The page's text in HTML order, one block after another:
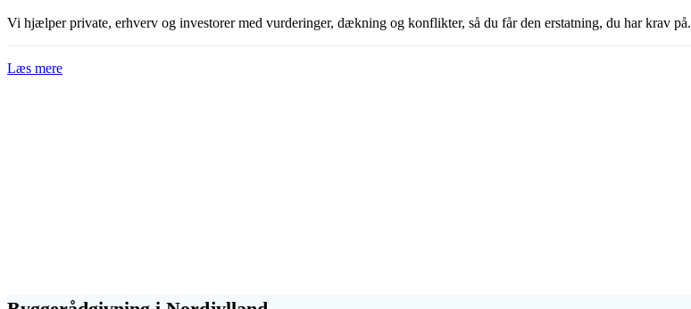
Vi hjælper private, erhverv og investorer med vurderinger, dækning og konflikter, så du får den erstatning, du har krav på.
Læs mere